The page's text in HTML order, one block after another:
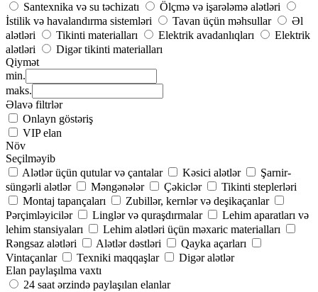
Santexnika və su təchizatı
Ölçmə və işarələmə alətləri
İstilik və havalandırma sistemləri
Tavan üçün məhsullar
Əl
alətləri
Tikinti materialları Elektrik avadanlıqları
Elektrik
alətləri
Digər tikinti materialları
Qiymət
min.
maks.
Əlavə filtrlər
Onlayn göstəriş
VIP elan
Növ
Seçilməyib
Alətlər üçün qutular və çantalar
Kəsici alətlər
Şarnir-
süngərli alətlər
Məngənələr Çəkiclər
Tikinti steplerləri
Montaj tapançaları
Zubillər, kernlər və deşikaçanlar
Pərçimləyicilər
Linglər və quraşdırmalar
Lehim aparatları və
lehim stansiyaları
Lehim alətləri üçün məxaric materialları
Rəngsaz alətləri
Alətlər dəstləri
Qayka açarları
Vintaçanlar
Texniki maqqaşlar
Digər alətlər
Elan paylaşılma vaxtı
24 saat ərzində paylaşılan elanlar